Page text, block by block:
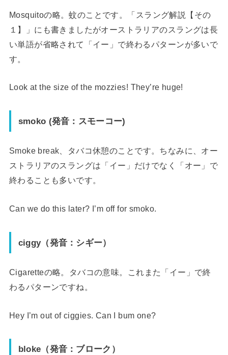
Mosquitoの略。蚊のことです。「スラング解説【その
１】」にも書きましたがオーストラリアのスラングは長
い単語が省略されて「イー」で終わるパターンが多いで
す。
Look at the size of the mozzies! They’re huge!
smoko (発音：スモーコー)
Smoke break、タバコ休憩のことです。ちなみに、オー
ストラリアのスラングは「イー」だけでなく「オー」で
終わることも多いです。
Can we do this later? I’m off for smoko.
ciggy（発音：シギー）
Cigaretteの略。タバコの意味。これまた「イー」で終
わるパターンですね。
Hey I’m out of ciggies. Can I bum one?
bloke （発音：ブローク）